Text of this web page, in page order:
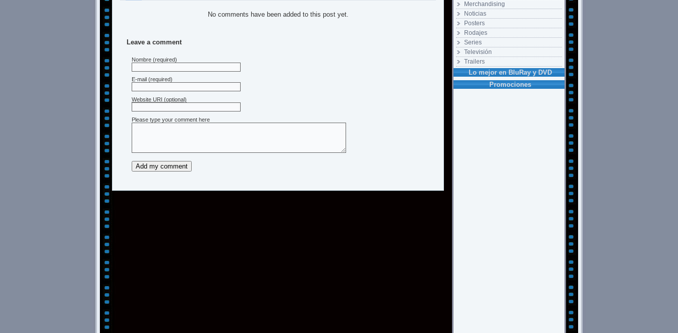
Merchandising
Noticias
Posters
Rodajes
Series
Televisión
Trailers
Lo mejor en BluRay y DVD
Promociones
No comments have been added to this post yet.
Leave a comment
Nombre (required)
E-mail (required)
Website URI (optional)
Please type your comment here